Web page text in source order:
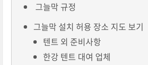
그늘막 규정
그늘막 설치 허용 장소 지도 보기
텐트 외 준비사항
한강 텐트 대여 업체